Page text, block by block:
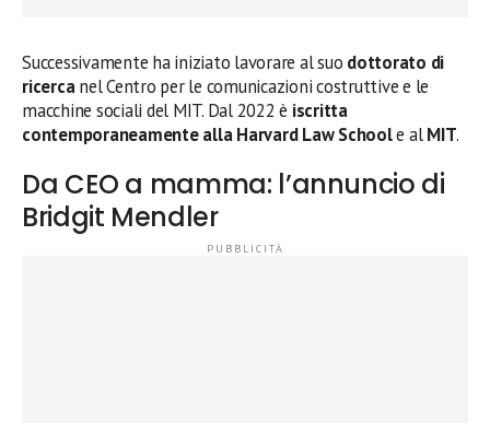
Successivamente ha iniziato lavorare al suo dottorato di
ricercanel Centro per le comunicazioni costruttive e le
macchine sociali del MIT. Dal 2022 è iscritta
contemporaneamente alla Harvard Law Schoole alMIT.
Da CEO a mamma: l’annuncio di
Bridgit Mendler